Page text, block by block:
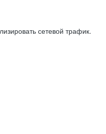
сетевой трафик.